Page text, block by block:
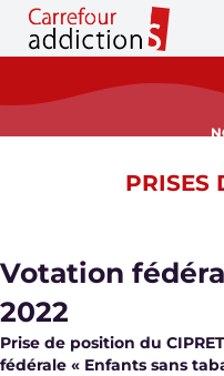
PRISES
Votation
2022
Prise de position du
fédérale « Enfants sans